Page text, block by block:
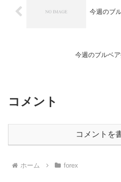
今週のブ
今週のブルベ
コメント
コメントを
ホーム forex